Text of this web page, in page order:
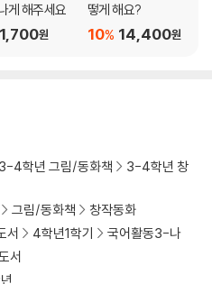
게 해주세요
원
떻게 해요?
14,400원
10%
3-4학년 그림/동화책
3-4학년 창
그림/동화책
창작동화
서 4학년1학기
국어활동3-나
서